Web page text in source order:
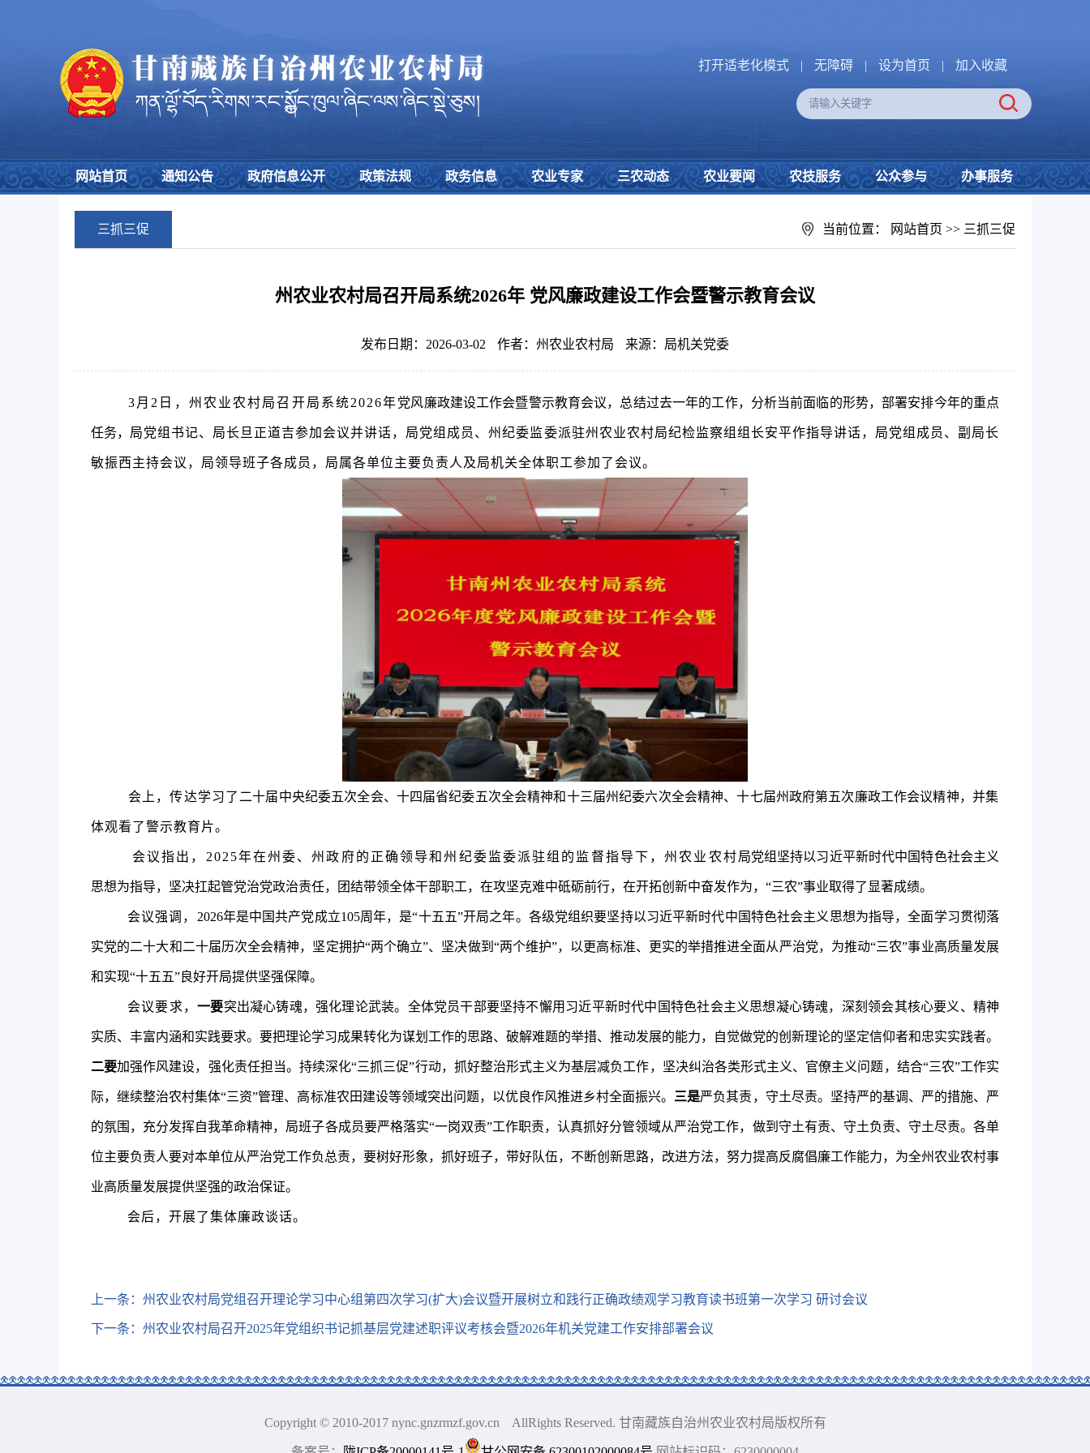
打开适老化模式 | 无障碍 | 设为首页 | 加入收藏
网站首页 通知公告 政府信息公开 政策法规 政务信息 农业专家 三农动态 农业要闻 农技服务 公众参与 办事服务
三抓三促 当前位置： 网站首页 >> 三抓三促
州农业农村局召开局系统2026年 党风廉政建设工作会暨警示教育会议
发布日期：2026-03-02 作者：州农业农村局 来源：局机关党委
3 月 2 日，州农业农村局召开局系统2026年党风廉政建设工作会暨警示教育会议， 总结过去一年的工作，分析当前面临的形势，部署安排今年的重点
任务， 局党组书记、局长旦正道吉参加会议并讲话，局党组成员、州纪委监委派驻州农业农村局纪检监察组组长安平作指导讲话，局党组成员、副局长
敏振西主持会议，局领导班子各成员，局属各单位主要负责人及局机关全体职工参加了会议。
会上，传达学习了 二十届中央纪委五次全会、十四届省纪委五次全会精神和十三届州纪委六次全会精神、十七届州政府第五次廉政工作会议精神，并集
体观看了警示教育片。
会议指出，202 5年在州委、州政府的正确领导和州纪委监委派驻组的监督指导下，州农业农村局党组 坚持以习近平新时代中国特色社会主义
思想为指导，坚决扛起管党治党政治责任，团结带领全体干部职工，在攻坚克难中砥砺前行，在开拓创新中奋发作为， “三农”事业取得了显著成绩。
会议强调， 2026年是中国共产党成立105周年，是“十五五”开局之年。各级党组织要坚持以习近平新时代中国特色社会主义思想为指导，全面学习贯彻落
实党的二十大和二十届历次全会精神，坚定拥护“两个确立”、坚决做到“两个维护”，以更高标准、更实的举措推进全面从严治党，为推动“三农”事业高质量发展
和实现“十五五”良好开局提供坚强保障。
会议要求 ，一要突出凝心铸魂，强化理论武装。 全体党员干部要坚持不懈用习近平新时代中国特色社会主义思想凝心铸魂，深刻领会其核心要义、精神
实质、丰富内涵和实践要求。要把理论学习成果转化为谋划工作的思路、破解难题的举措、推动发展的能力，自觉做党的创新理论的坚定信仰者和忠实实践者。
二要加强作风建设， 强化责任担当。 持续深化“三抓三促”行动，抓好整治形式主义为基层减负工作，坚决纠治各类形式主义、官僚主义问题， 结合“三农”工作实
际，继续整治农村集体“三资”管理、高标准农田建设等领域突出问题， 以优良作风推进乡村全面振兴。 三是严负其责， 守土尽责。坚持严的基调、严的措施、严
的氛围，充分发挥自我革命精神， 局班子各成员要严格落实“一岗双责”工作职责，认真抓好分管领域从严治党工作， 做到守土有责、守土负责、守土尽责。各单
位主要负责人要对本单位从严治党工作负总责，要树好形象，抓好班子，带好队伍，不断创新思路，改进方法，努力提高反腐倡廉工作能力，为全州农业农村事
业高质量发展提供坚强的政治保证。
会后， 开展了集体廉政谈话。
上一条： 州农业农村局党组召开理论学习中心组第四次学习(扩大)会议暨开展树立和践行正确政绩观学习教育读书班第一次学习 研讨会议
下一条： 州农业农村局召开2025年党组织书记抓基层党建述职评议考核会暨2026年机关党建工作安排部署会议
Copyright © 2010-2017 nync.gnzrmzf.gov.cn AllRights Reserved. 甘南藏族自治州农业农村局版权所有